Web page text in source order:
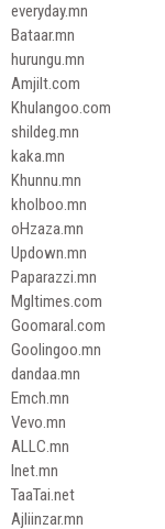
everyday.mn
Bataar.mn
hurungu.mn
Amjilt.com
Khulangoo.com
shildeg.mn
kaka.mn
Khunnu.mn
kholboo.mn
oHzaza.mn
Updown.mn
Paparazzi.mn
Mgltimes.com
Goomaral.com
Goolingoo.mn
dandaa.mn
Emch.mn
Vevo.mn
ALLC.mn
Inet.mn
TaaTai.net
Ajliinzar.mn